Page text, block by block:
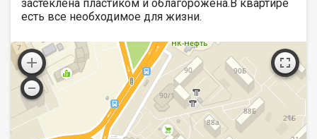
застеклена пластиком и облагорожена.В квартире
есть все необходимое для жизни.